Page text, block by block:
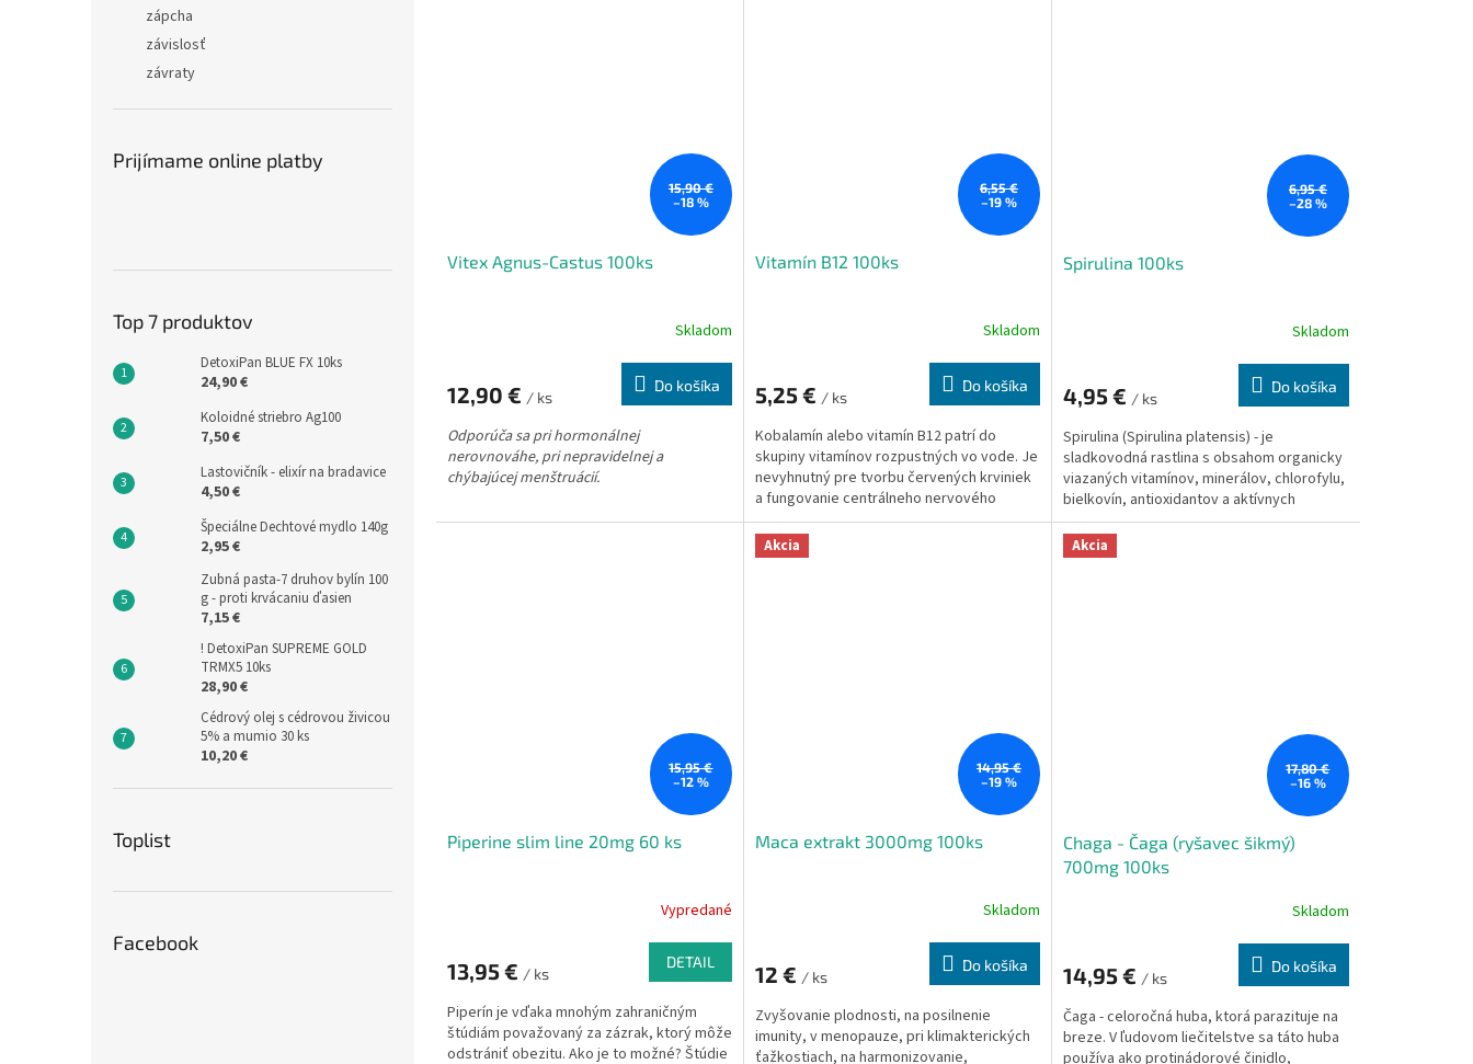
zápcha
závislosť
závraty
Prijímame online platby
Top 7 produktov
DetoxiPan BLUE FX 10ks
24,90 €
Koloidné striebro Ag100
7,50 €
Lastovičník - elixír na bradavice
4,50 €
Špeciálne Dechtové mydlo 140g
2,95 €
Zubná pasta-7 druhov bylín 100
g - proti krvácaniu ďasien
7,15 €
! DetoxiPan SUPREME GOLD
TRMX5 10ks
28,90 €
Cédrový olej s cédrovou živicou
5% a mumio 30 ks
10,20 €
Toplist
Facebook
15,90 €
–18 %
Vitex Agnus-Castus 100ks
Skladom
12,90 € / ks
Do košíka
Odporúča sapri hormonálnej
nerovnováhe,pri nepravidelnej a
chýbajúcej menštruácií.
6,55 €
–19 %
Vitamín B12 100ks
Skladom
5,25 € / ks
Do košíka
Kobalamín alebo vitamín B12 patrí do
skupiny vitamínov rozpustných vo vode. Je
nevyhnutný pre tvorbu červených krviniek
a fungovanie centrálneho nervového
systému.
6,95 €
–28 %
Spirulina 100ks
Skladom
4,95 € / ks
Do košíka
Spirulina (Spirulina platensis) - je
sladkovodná rastlina s obsahom organicky
viazaných vitamínov, minerálov, chlorofylu,
bielkovín, antioxidantov a aktívnych
enzýmov, vhodná na ľudskú konzumáciu.
15,95 €
–12 %
Piperine slim line 20mg 60 ks
Vypredané
13,95 € / ks
DETAIL
Piperín je vďaka mnohým zahraničným
štúdiám považovaný za zázrak, ktorý môže
odstrániť obezitu. Ako je to možné? Štúdie
Akcia
14,95 €
–19 %
Maca extrakt 3000mg 100ks
Skladom
12 € / ks
Do košíka
Zvyšovanie plodnosti, na posilnenie
imunity, v menopauze, pri klimakterických
ťažkostiach, na harmonizovanie,
Akcia
17,80 €
–16 %
Chaga - Čaga (ryšavec šikmý)
700mg 100ks
Skladom
14,95 € / ks
Do košíka
Čaga - celoročná huba, ktorá parazituje na
breze. V ľudovom liečitelstve sa táto huba
používa ako protinádorové činidlo,